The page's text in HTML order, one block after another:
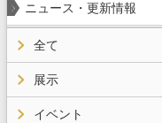
ニュース・更新情報
全て
展示
イベント